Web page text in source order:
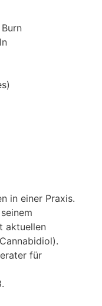
in einer Praxis.
aktuellen
für